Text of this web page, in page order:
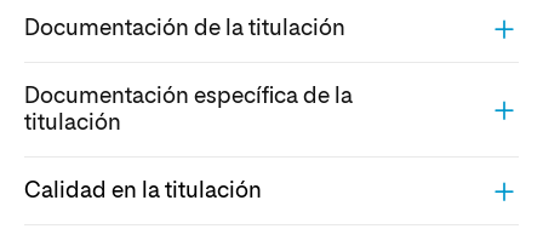
Documentación de la titulación
Documentación específica de la
titulación
Calidad en la titulación